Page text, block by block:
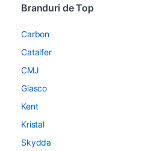
Branduri de Top
Carbon
Catalfer
CMJ
Giasco
Kent
Kristal
Skydda